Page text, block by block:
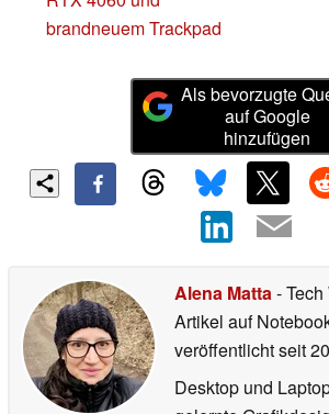
brandneuem Trackpad
Als bevorzugte
auf Google
hinzufügen
Alena Matta-
Artikel auf
veröffentlichtseit
Desktop und